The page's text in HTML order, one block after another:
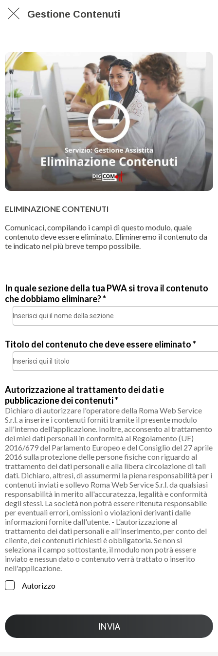
Gestione Contenuti
ELIMINAZIONE CONTENUTI
Comunicaci, compilando i campi di questo modulo, quale
contenuto deve essere eliminato. Elimineremo il contenuto da
te indicato nel più breve tempo possibile.
In quale sezione della tua PWA si trova il contenuto
che dobbiamo eliminare? *
Titolo del contenuto che deve essere eliminato *
Autorizzazione al trattamento dei dati e
pubblicazione dei contenuti *
Dichiaro di autorizzare l'operatore della Roma Web Service
S.r.l. a inserire i contenuti forniti tramite il presente modulo
all'interno dell'applicazione. Inoltre, acconsento al trattamento
dei miei dati personali in conformità al Regolamento (UE)
2016/679 del Parlamento Europeo e del Consiglio del 27 aprile
2016 sulla protezione delle persone fisiche con riguardo al
trattamento dei dati personali e alla libera circolazione di tali
dati. Dichiaro, altresì, di assumermi la piena responsabilità per i
contenuti inviati e sollevo Roma Web Service S.r.l. da qualsiasi
responsabilità in merito all'accuratezza, legalità e conformità
degli stessi. La società non potrà essere ritenuta responsabile
per eventuali errori, omissioni o violazioni derivanti dalle
informazioni fornite dall'utente. - L'autorizzazione al
trattamento dei dati personali e all'inserimento, per conto del
cliente, dei contenuti richiesti è obbligatoria. Se non si
seleziona il campo sottostante, il modulo non potrà essere
inviato e nessun dato o contenuto verrà trattato o inserito
nell'applicazione.
Autorizzo
INVIA